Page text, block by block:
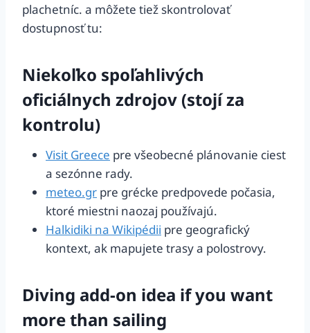
plachetníc. a môžete tiež skontrolovať
dostupnosť tu:
Niekoľko spoľahlivých
oficiálnych zdrojov (stojí za
kontrolu)
Visit Greece pre všeobecné plánovanie ciest
a sezónne rady.
meteo.gr pre grécke predpovede počasia,
ktoré miestni naozaj používajú.
Halkidiki na Wikipédii pre geografický
kontext, ak mapujete trasy a polostrovy.
Diving add-on idea if you want
more than sailing